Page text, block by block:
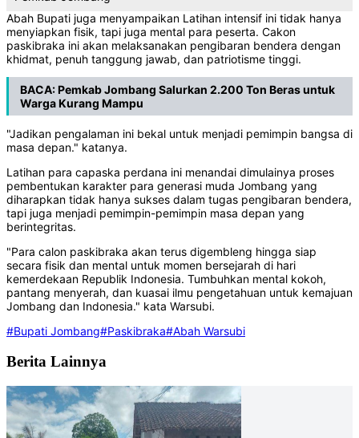
Abah Bupati juga menyampaikan Latihan intensif ini tidak hanya
menyiapkan fisik, tapi juga mental para peserta. Cakon
paskibraka ini akan melaksanakan pengibaran bendera dengan
khidmat, penuh tanggung jawab, dan patriotisme tinggi.
BACA:Pemkab Jombang Salurkan 2.200 Ton Beras untuk
Warga Kurang Mampu
"Jadikan pengalaman ini bekal untuk menjadi pemimpin bangsa di
masa depan." katanya.
Latihan para capaska perdana ini menandai dimulainya proses
pembentukan karakter para generasi muda Jombang yang
diharapkan tidak hanya sukses dalam tugas pengibaran bendera,
tapi juga menjadi pemimpin-pemimpin masa depan yang
berintegritas.
"Para calon paskibraka akan terus digembleng hingga siap
secara fisik dan mental untuk momen bersejarah di hari
kemerdekaan Republik Indonesia. Tumbuhkan mental kokoh,
pantang menyerah, dan kuasai ilmu pengetahuan untuk kemajuan
Jombang dan Indonesia." kata Warsubi.
#Bupati Jombang#Paskibraka#Abah Warsubi
Berita Lainnya